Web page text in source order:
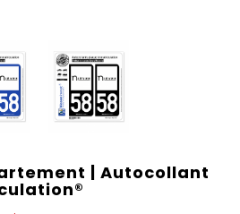
| Autocollant